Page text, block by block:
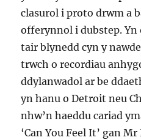
clasurol i proto drwm a
offerynnol i dubstep. Yn
tair blynedd cyn y
trwch o recordiau
ddylanwadol ar be
yn hanu o Detroit neu
nhw’n haeddu cariad
‘Can You Feel It’ gan